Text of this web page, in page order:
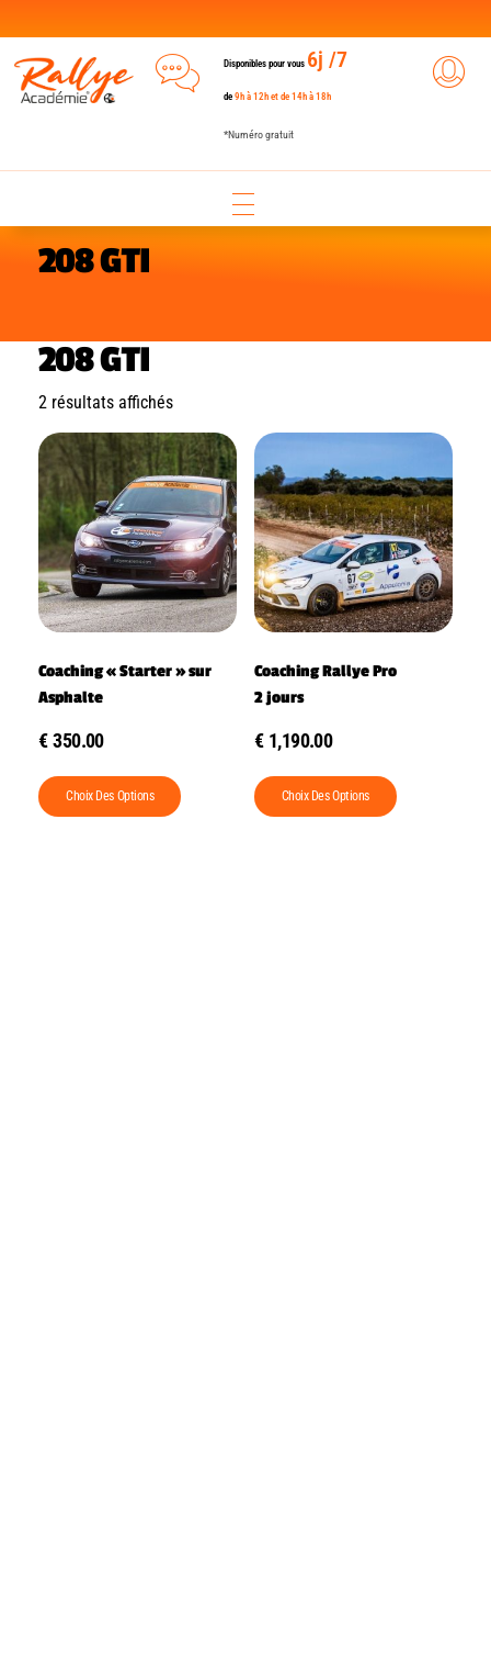
Disponibles pour vous 6j /7
de 9h à 12h et de 14h à 18h
*Numéro gratuit
208 GTI
208 GTI
2 résultats affichés
Coaching « Starter » sur
Asphalte
€ 350.00
Choix Des Options
Coaching Rallye Pro
2 jours
€ 1,190.00
Choix Des Options